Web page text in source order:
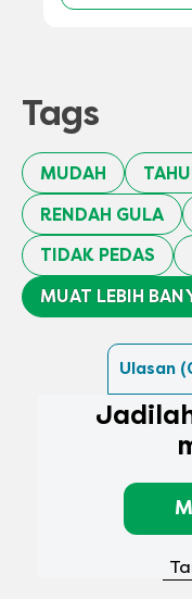
Tags
MUDAH
RENDAH GULA
TIDAK PEDAS
MUAT LEBIH
Ulasan